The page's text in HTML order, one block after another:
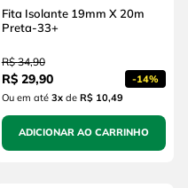
Fita Isolante 19mm X 20m
Preta-33+
R$ 34,90
R$ 29,90 -14%
Ou em até 3xde R$ 10,49
ADICIONAR AO CARRINHO